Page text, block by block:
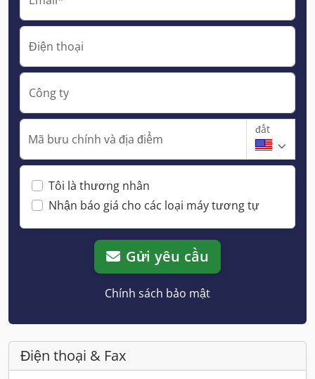
Điện thoại
Công ty
Mã bưu chính và địa điểm
đất
Tôi là thương nhân
Nhận báo giá cho các loại máy tương tự
Gửi yêu cầu
Chính sách bảo mật
Điện thoại & Fax